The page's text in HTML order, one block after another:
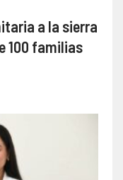
a la sierra
100 familias